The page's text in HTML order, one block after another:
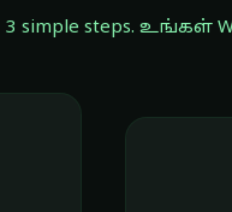
3 simple steps. உங்கள்